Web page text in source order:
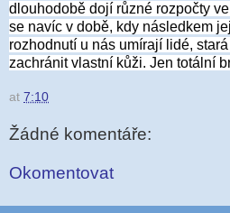
dlouhodobě dojí různé rozpočty
se navíc v době, kdy následkem
rozhodnutí u nás umírají lidé,
zachránit vlastní kůži. Jen totální
at 7:10
Žádné komentáře:
Okomentovat